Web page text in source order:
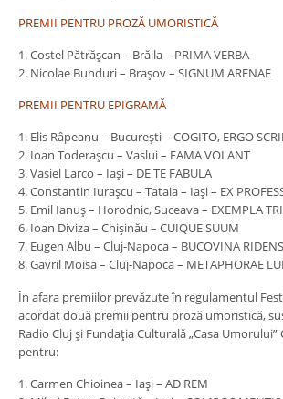
PREMII PENTRU PROZĂ UMORISTICĂ
1. Costel Pătrăşcan – Brăila – PRIMA VERBA
2. Nicolae Bunduri – Braşov – SIGNUM ARENAE
PREMII PENTRU EPIGRAMĂ
1. Elis Râpeanu – Bucureşti – COGITO, ERGO
2. Ioan Toderaşcu – Vaslui – FAMA VOLANT
3. Vasiel Larco – Iaşi – DE TE FABULA
4. Constantin Iuraşcu – Tataia – Iaşi – EX
5. Emil Ianuş – Horodnic, Suceava – EXEMPLA
6. Ioan Diviza – Chişinău – CUIQUE SUUM
7. Eugen Albu – Cluj-Napoca – BUCOVINA RIDENS
8. Gavril Moisa – Cluj-Napoca – METAPHORAE
În afara premiilor prevăzute în regulamentul
acordat două premii pentru proză umoristică,
Radio Cluj şi Fundaţia Culturală „Casa Umorului”
pentru:
1. Carmen Chioinea – Iaşi – AD REM